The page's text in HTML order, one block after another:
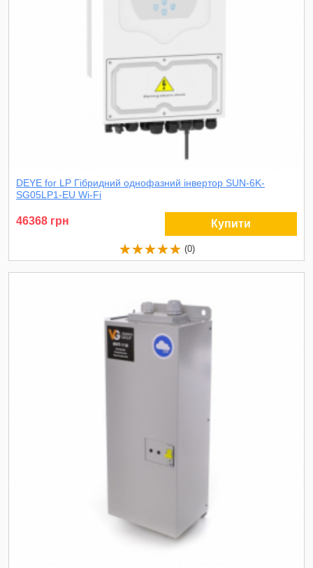
DEYE for LP Гібридний однофазний інвертор SUN-6K-
SG05LP1-EU Wi-Fi
46368 грн Купити
(0)